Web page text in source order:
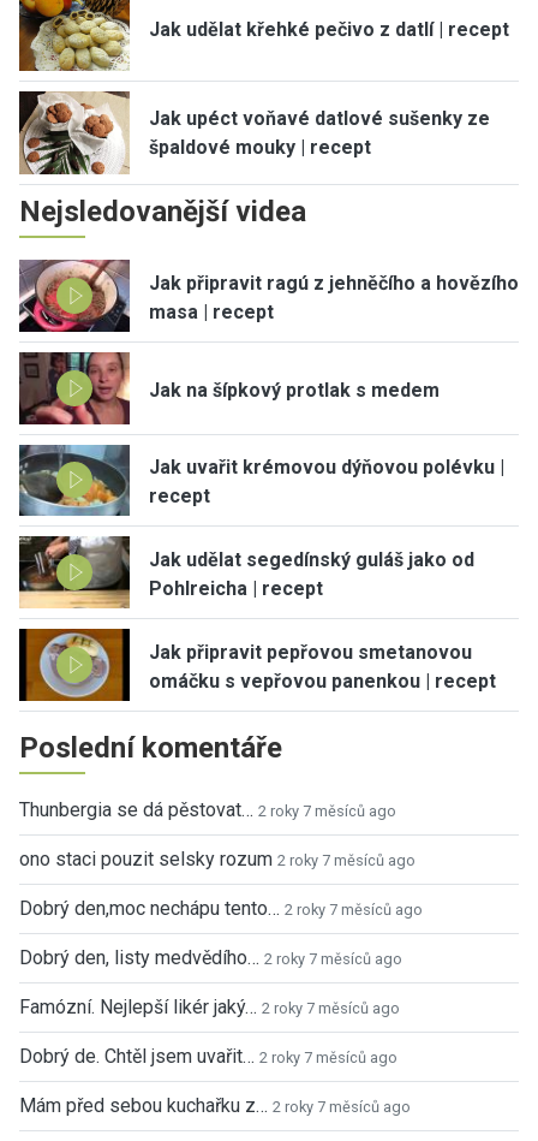
Jak udělat křehké pečivo z datlí | recept
Jak upéct voňavé datlové sušenky ze
špaldové mouky | recept
Nejsledovanější videa
Jak připravit ragú z jehněčího a hovězího
masa | recept
Jak na šípkový protlak s medem
Jak uvařit krémovou dýňovou polévku |
recept
Jak udělat segedínský guláš jako od
Pohlreicha | recept
Jak připravit pepřovou smetanovou
omáčku s vepřovou panenkou | recept
Poslední komentáře
Thunbergia se dá pěstovat… 2 roky 7 měsíců ago
ono staci pouzit selsky rozum 2 roky 7 měsíců ago
Dobrý den,moc nechápu tento… 2 roky 7 měsíců ago
Dobrý den, listy medvědího… 2 roky 7 měsíců ago
Famózní. Nejlepší likér jaký… 2 roky 7 měsíců ago
Dobrý de. Chtěl jsem uvařit… 2 roky 7 měsíců ago
Mám před sebou kuchařku z… 2 roky 7 měsíců ago